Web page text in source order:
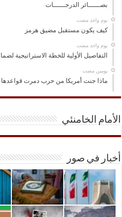
بصــــــائر الدرجــــــات
‏يوم واحد مضت
كيف يكون مستقبل مضيق هرمز
‏يوم واحد مضت
التفاصيل الأولية للخطة الاستراتيجية
‏يومين مضت
ماذا جنت أمريكا من حرب دمرت قواعدها
الأمام الخامنئي
أخبار في صور